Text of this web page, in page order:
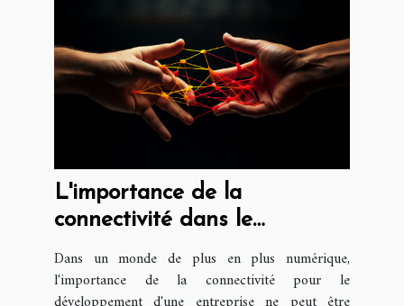
L'importance de la
connectivité dans le
développement d'une
entreprise
Dans un monde de plus en plus numérique,
l'importance de la connectivité pour le